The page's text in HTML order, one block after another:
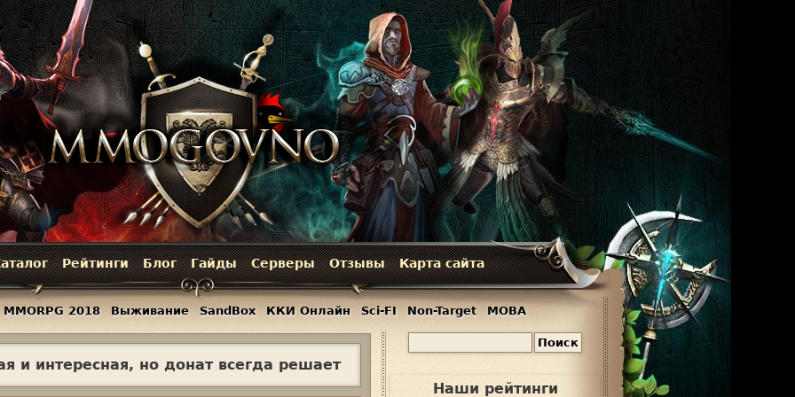
Jump to navigation
и интересная, но донат всегда решает
Рейтинги Блог Гайды Серверы Отзывы Карта сайта
MMORPG 2018 Выживание SandBox ККИ Онлайн Sci-FI Non-Target MOBA
Наши рейтинги